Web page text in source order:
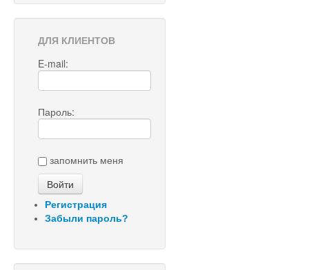
ДЛЯ КЛИЕНТОВ
E-mail:
Пароль:
запомнить меня
Регистрация
Забыли пароль?